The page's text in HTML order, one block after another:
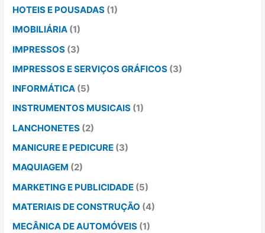
HOTEIS E POUSADAS (1)
IMOBILIÁRIA (1)
IMPRESSOS (3)
IMPRESSOS E SERVIÇOS GRÁFICOS (3)
INFORMÁTICA (5)
INSTRUMENTOS MUSICAIS (1)
LANCHONETES (2)
MANICURE E PEDICURE (3)
MAQUIAGEM (2)
MARKETING E PUBLICIDADE (5)
MATERIAIS DE CONSTRUÇÃO (4)
MECÂNICA DE AUTOMÓVEIS (1)